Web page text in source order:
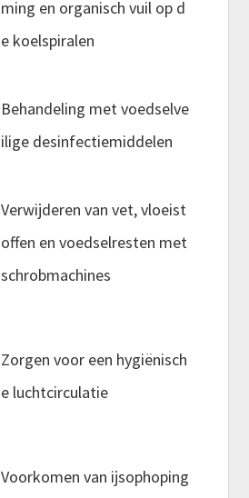
ming en organisch vuil op d
e koelspiralen
Behandeling met voedselve
ilige desinfectiemiddelen
Verwijderen van vet, vloeist
offen en voedselresten met
schrobmachines
Zorgen voor een hygiënisch
e luchtcirculatie
Voorkomen van ijsophoping